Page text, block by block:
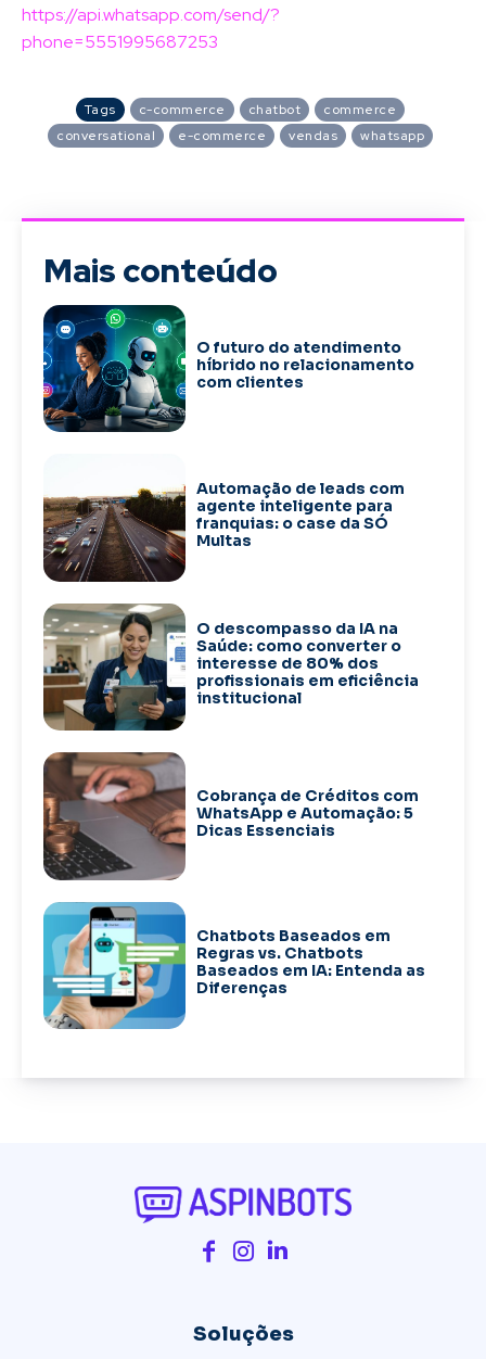
https://api.whatsapp.com/send/?
phone=5551995687253
Tags c-commerce chatbot
commerce
conversational
e-commerce vendas whatsapp
Mais conteúdo
O futuro do atendimento
híbrido no relacionamento
com clientes
Automação de leads com
agente inteligente para
franquias: o case da SÓ
Multas
O descompasso da IA na
Saúde: como converter o
interesse de 80% dos
profissionais em eficiência
institucional
Cobrança de Créditos com
WhatsApp e Automação: 5
Dicas Essenciais
Chatbots Baseados em
Regras vs. Chatbots
Baseados em IA: Entenda as
Diferenças
Soluções